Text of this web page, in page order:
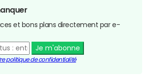
et bons plans directement par e-
Je m'abonne
politique de confidentialité